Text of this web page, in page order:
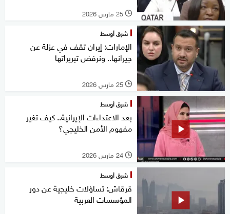
l 25 مارس 2026
شرق أوسط
الإمارات: إيران تقف في عزلة عن
جيرانها.. ونرفض تبريراتها
l 25 مارس 2026
شرق أوسط
بعد الاعتداءات الإيرانية.. كيف تغير
مفهوم الأمن الخليجي؟
l 24 مارس 2026
شرق أوسط
قرقاش: تساؤلات خليجية عن دور
المؤسسات العربية